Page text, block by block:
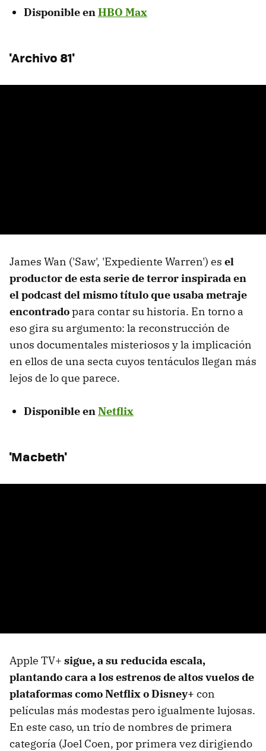
Disponible enHBO Max
'Archivo 81'
James Wan ('Saw', 'Expediente Warren') es el
productor de esta serie de terror inspirada en
el podcast del mismo título que usaba metraje
encontradopara contar su historia. En torno a
eso gira su argumento: la reconstrucción de
unos documentales misteriosos y la implicación
en ellos de una secta cuyos tentáculos llegan más
lejos de lo que parece.
Disponible enNetflix
'Macbeth'
Apple TV+ sigue, a su reducida escala,
plantando cara a los estrenos de altos vuelos de
plataformas como Netflix o Disney+ con
películas más modestas pero igualmente lujosas.
En este caso, un trío de nombres de primera
categoría (Joel Coen, por primera vez dirigiendo